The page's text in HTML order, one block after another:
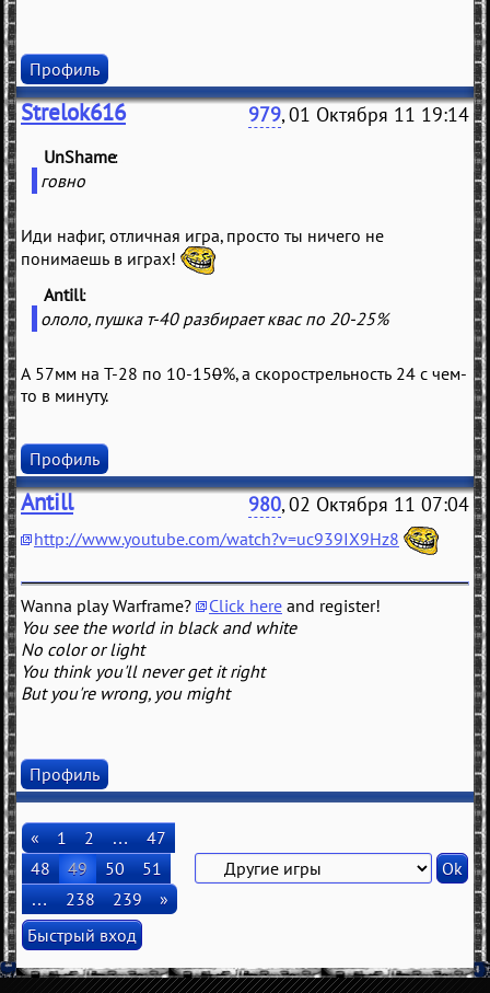
Профиль
Strelok616 979, 01 Октября 11 19:14
UnShame
говно
Иди нафиг, отличная игра, просто ты ничего не
понимаешь в играх!
Antill
ололо, пушка т-40 разбирает квас по 20-25%
А 57мм на Т-28 по 10-150%, а скорострельность 24 с чем-
то в минуту.
Профиль
Antill 980, 02 Октября 11 07:04
http://www.youtube.com/watch?v=uc939IX9Hz8
Wanna play Warframe? Click here and register!
You see the world in black and white
No color or light
You think you'll never get it right
But you're wrong, you might
Профиль
« 1 2 …
47
48
49 50
51
…
238 239 »